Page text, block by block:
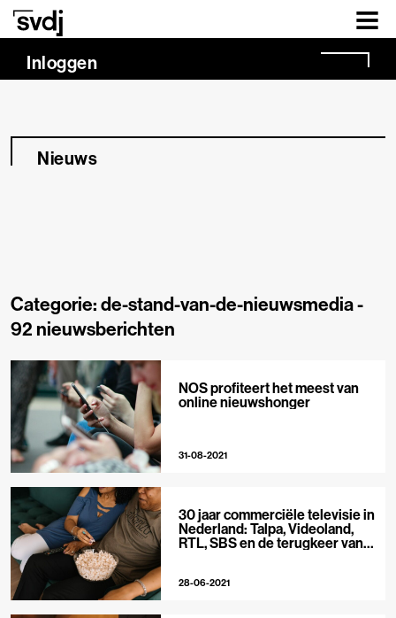
Naar hoofdinhoud
Inloggen
Nieuws
Categorie: de-stand-van-de-nieuwsmedia -
92 nieuwsberichten
NOS profiteert het meest van
online nieuwshonger
31-08-2021
30 jaar commerciële televisie in
Nederland: Talpa, Videoland,
RTL, SBS en de terugkeer van
28-06-2021